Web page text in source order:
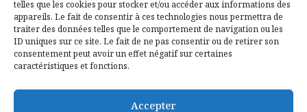
telles que les cookies pour stocker et/ou accéder aux informations des
appareils. Le fait de consentir à ces technologies nous permettra de
traiter des données telles que le comportement de navigation ou les
ID uniques sur ce site. Le fait de ne pas consentir ou de retirer son
consentement peut avoir un effet négatif sur certaines
caractéristiques et fonctions.
Accepter
Politique de confidentialité